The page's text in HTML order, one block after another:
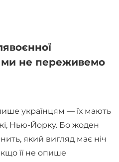
ми не переживемо
лише українцям — їх мають
Нью-Йорку. Бо жоден
який вигляд має ніч
її не опише